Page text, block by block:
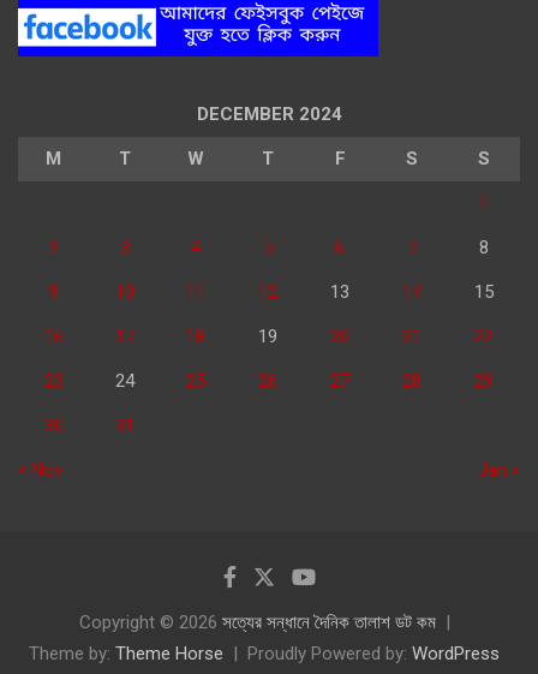
DECEMBER 2024
M T W T F S S
1
2 3 4 5 6 7 8
9 10 11 12 13 14 15
16 17 18 19 20 21 22
23 24 25 26 27 28 29
30 31
« Nov Jan »
Copyright © 2026 সত্যের সন্ধানে দৈনিক তালাশ ডট কম
Theme by: Theme Horse Proudly Powered by: WordPress